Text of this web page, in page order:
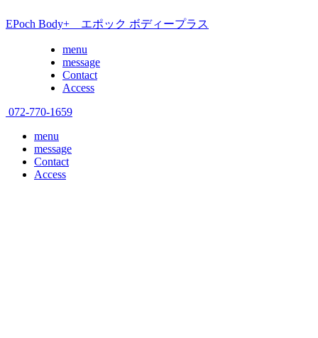
EPoch Body+ エポック ボディープラス
menu
message
Contact
Access
072-770-1659
menu
message
Contact
Access